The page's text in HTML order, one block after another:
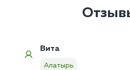
Вита
Алатырь